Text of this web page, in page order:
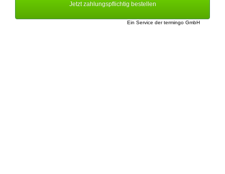
Jetzt zahlungspflichtig bestellen
Ein Service dertermingo GmbH